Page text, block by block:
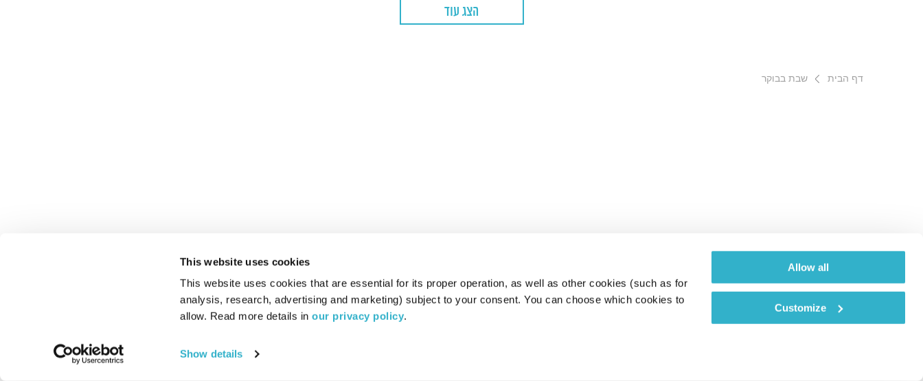
This website uses cookies
This website uses cookies that are essential for its proper operation, as well as other cookies (such as for
analysis, research, advertising and marketing) subject to your consent. You can choose which cookies to
allow. Read more details in our privacy policy.
Show details
Allow all
Customize
הצג עוד
דף הבית שבת בבוקר